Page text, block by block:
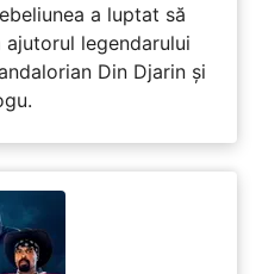
a luptat să
legendarului
Din Djarin și